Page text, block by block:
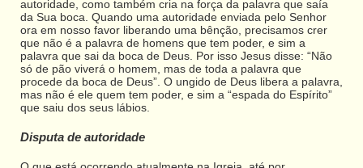
autoridade, como também cria na força da palavra que saía
da Sua boca. Quando uma autoridade enviada pelo Senhor
ora em nosso favor liberando uma bênção, precisamos crer
que não é a palavra de homens que tem poder, e sim a
palavra que sai da boca de Deus. Por isso Jesus disse: “Não
só de pão viverá o homem, mas de toda a palavra que
procede da boca de Deus”. O ungido de Deus libera a palavra,
mas não é ele quem tem poder, e sim a “espada do Espírito”
que saiu dos seus lábios.
Disputa de autoridade